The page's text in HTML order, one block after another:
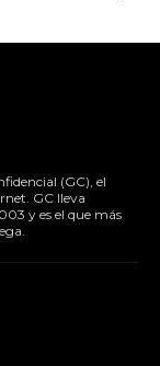
(GC), el
GC lleva
y es el que más